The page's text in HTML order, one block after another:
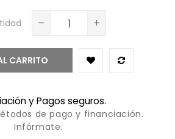
CARRITO
y Pagos seguros.
de pago y financiación.
Infórmate.